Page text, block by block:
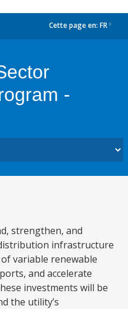
Cette page en: FR
-
strengthen, and
infrastructure
variable renewable
and accelerate
investments will be
the utility’s